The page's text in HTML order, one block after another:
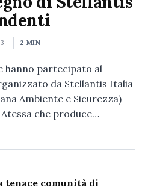
2 MIN
hanno partecipato al
da Stellantis Italia
Ambiente e Sicurezza)
che produce…
tenace comunità di